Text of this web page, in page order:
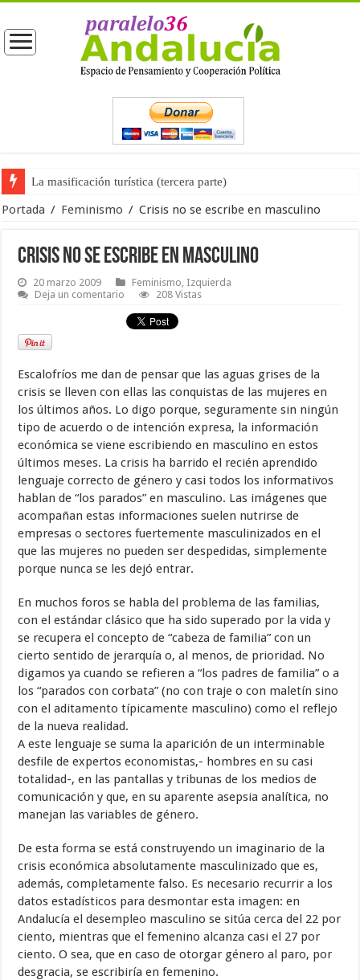
La masificación turística (tercera parte)
La opinión pública ante las próximas elecciones generales
Portada / Feminismo / Crisis no se escribe en masculino
Crisis no se escribe en masculino
20 marzo 2009 Feminismo, Izquierda
Deja un comentario
208 Vistas
Escalofríos me dan de pensar que las aguas grises de la
crisis se lleven con ellas las conquistas de las mujeres en
los últimos años. Lo digo porque, seguramente sin ningún
tipo de acuerdo o de intención expresa, la información
económica se viene escribiendo en masculino en estos
últimos meses. La crisis ha barrido el recién aprendido
lenguaje correcto de género y casi todos los informativos
hablan de “los parados” en masculino. Las imágenes que
acompañan estas informaciones suelen nutrirse de
empresas o sectores fuertemente masculinizados en el
que las mujeres no pueden ser despedidas, simplemente
porque nunca se les dejó entrar.
En muchos foros se habla del problema de las familias,
con el estándar clásico que ha sido superado por la vida y
se recupera el concepto de “cabeza de familia” con un
cierto sentido de jerarquía o, al menos, de prioridad. No
digamos ya cuando se refieren a “los padres de familia” o a
los “parados con corbata” (no con traje o con maletín sino
con el aditamento típicamente masculino) como el reflejo
de la nueva realidad.
A este lenguaje se suma la aparición de un interminable
desfile de expertos economistas,- hombres en su casi
totalidad-, en las pantallas y tribunas de los medios de
comunicación y que, en su aparente asepsia analítica, no
manejan las variables de género.
De esta forma se está construyendo un imaginario de la
crisis económica absolutamente masculinizado que es,
además, completamente falso. Es necesario recurrir a los
datos estadísticos para desmontar esta imagen: en
Andalucía el desempleo masculino se sitúa cerca del 22 por
ciento, mientras que el femenino alcanza casi el 27 por
ciento. O sea, que en caso de otorgar género al paro, por
desgracia, se escribiría en femenino.